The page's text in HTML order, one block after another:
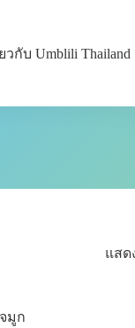
วกับ Umblili Thailand
แสด
มูก